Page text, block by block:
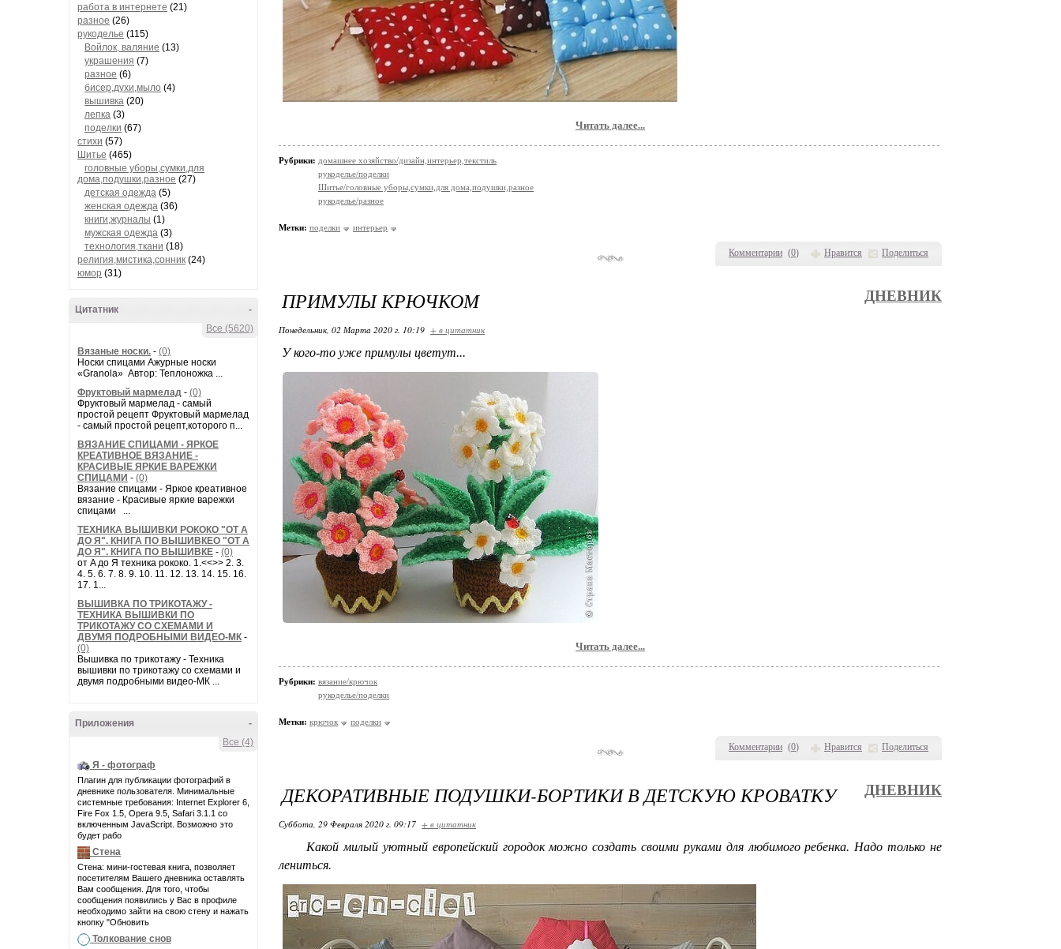
работа в интернете (21)
разное (26)
рукоделье (115)
Войлок, валяние (13)
украшения (7)
разное (6)
бисер,духи,мыло (4)
вышивка (20)
лепка (3)
поделки (67)
стихи (57)
Шитье (465)
головные уборы,сумки,для
дома,подушки,разное (27)
детская одежда (5)
женская одежда (36)
книги,журналы (1)
мужская одежда (3)
технология,ткани (18)
религия,мистика,сонник (24)
юмор (31)
-
Цитатник
Все (5620)
Вязаные носки. - (0)
Носки спицами Ажурные носки
«Granola» Автор: Теплоножка ...
Фруктовый мармелад - (0)
Фруктовый мармелад - самый
простой рецепт Фруктовый мармелад
- самый простой рецепт,которого п...
ВЯЗАНИЕ СПИЦАМИ - ЯРКОЕ
КРЕАТИВНОЕ ВЯЗАНИЕ -
КРАСИВЫЕ ЯРКИЕ ВАРЕЖКИ
СПИЦАМИ - (0)
Вязание спицами - Яркое креативное
вязание - Красивые яркие варежки
спицами ...
ТЕХНИКА ВЫШИВКИ РОКОКО "ОТ А
ДО Я". КНИГА ПО ВЫШИВКЕО "ОТ А
ДО Я". КНИГА ПО ВЫШИВКЕ - (0)
от A до Я техника рококо. 1.<<>> 2. 3.
4. 5. 6. 7. 8. 9. 10. 11. 12. 13. 14. 15. 16.
17. 1...
ВЫШИВКА ПО ТРИКОТАЖУ -
ТЕХНИКА ВЫШИВКИ ПО
ТРИКОТАЖУ СО СХЕМАМИ И
ДВУМЯ ПОДРОБНЫМИ ВИДЕО-МК -
(0)
Вышивка по трикотажу - Техника
вышивки по трикотажу со схемами и
двумя подробными видео-МК ...
-
Приложения
Все (4)
Я - фотограф
Плагин для публикации фотографий в
дневнике пользователя. Минимальные
системные требования: Internet Explorer 6,
Fire Fox 1.5, Opera 9.5, Safari 3.1.1 со
включенным JavaScript. Возможно это
будет рабо
Стена
Стена: мини-гостевая книга, позволяет
посетителям Вашего дневника оставлять
Вам сообщения. Для того, чтобы
сообщения появились у Вас в профиле
необходимо зайти на свою стену и нажать
кнопку "Обновить
Толкование снов
Комментарии (0) Нравится Поделиться
Читать далее...
Рубрики: домашнее хозяйство/дизайн,интерьер,текстиль
рукоделье/поделки
Шитье/головные уборы,сумки,для дома,подушки,разное
рукоделье/разное
Метки: поделки интерьер
Комментарии (0) Нравится Поделиться
ПРИМУЛЫ КРЮЧКОМ ДНЕВНИК
Понедельник, 02 Марта 2020 г. 10:19 + в цитатник
У кого-то уже примулы цветут...
Читать далее...
Рубрики: вязание/крючок
рукоделье/поделки
Метки: крючок поделки
ДЕКОРАТИВНЫЕ ПОДУШКИ-БОРТИКИ В ДЕТСКУЮ КРОВАТКУ ДНЕВНИК
Суббота, 29 Февраля 2020 г. 09:17 + в цитатник
Какой милый уютный европейский городок можно создать своими руками для любимого ребенка. Надо только не
лениться.